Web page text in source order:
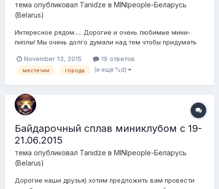
тема опубликовал Tanidze в MINIpeople-Беларусь
(Belarus)
Интересное рядом..... Дорогие и очень любимые мини-
пиплы! Мы очень долго думали над тем чтобы придумать
увлекательное, новенькое и необычное! И хотим в итоге
предложить вам принять участие в мини-покатушках на
November 13, 2015 19 ответов
местечки города (и ещё %d)
Байдарочный сплав миниклубом с 19-
21.06.2015
тема опубликовал Tanidze в MINIpeople-Беларусь
(Belarus)
Дорогие наши друзья) хотим предложить вам провести